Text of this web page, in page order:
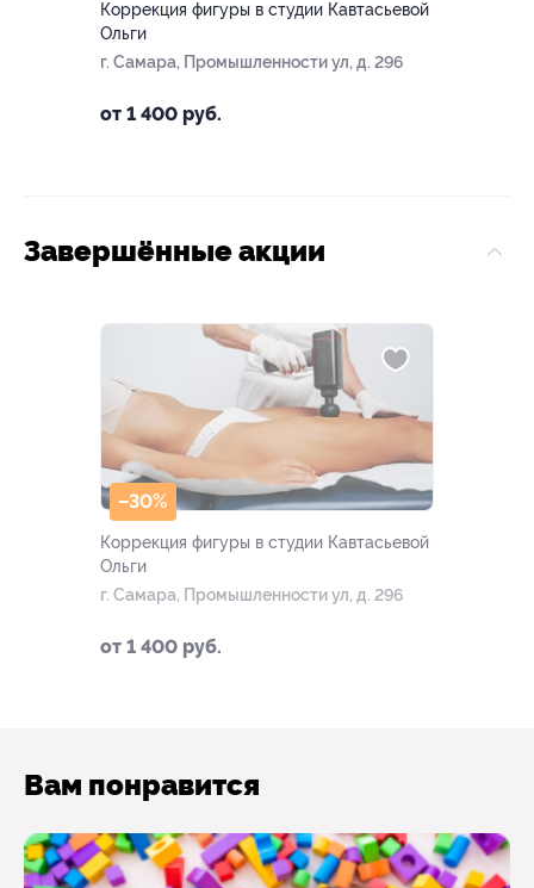
Коррекция фигуры в студии Кавтасьевой
Ольги
г. Самара, Промышленности ул, д. 296
от 1 400 руб.
Завершённые акции
–30%
Коррекция фигуры в студии Кавтасьевой
Ольги
г. Самара, Промышленности ул, д. 296
от 1 400 руб.
Вам понравится